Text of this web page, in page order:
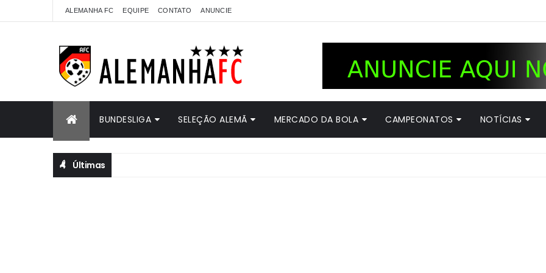
ALEMANHA FC EQUIPE CONTATO ANUNCIE
BUNDESLIGA SELEÇÃO ALEMÃ MERCADO DA BOLA CAMPEONATOS NOTÍCIAS
Últimas